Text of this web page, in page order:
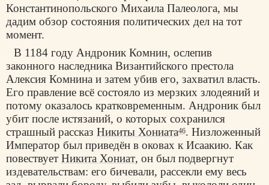
Константинопольского Михаила Палеолога, мы
дадим обзор состояния политических дел на тот
момент.
В 1184 году Андроник Комнин, ослепив
законного наследника Византийского престола
Алексия Комнина и затем убив его, захватил власть.
Его правление всё состояло из мерзких злодеяний и
потому оказалось кратковременным. Андроник был
убит после истязаний, о которых сохранился
страшный рассказ Никиты Хониата46. Низложенный
Император был приведён в оковах к Исаакию. Как
повествует Никита Хониат, он был подвергнут
издевательствам: его бичевали, рассекли ему весь